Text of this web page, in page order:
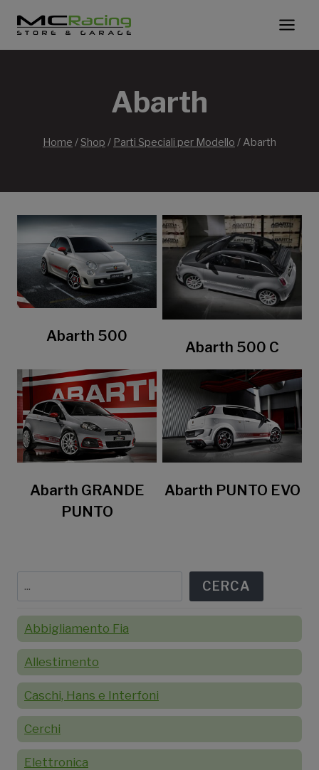
contenuto
Abarth
Home /Shop / Parti Speciali per Modello / Abarth
Abarth 500
Abarth 500 C
Abarth GRANDE
PUNTO
Abarth PUNTO EVO
CERCA
Abbigliamento Fia
Allestimento
Caschi, Hans e Interfoni
Cerchi
Elettronica